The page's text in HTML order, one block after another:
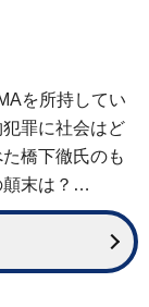
を所持してい
罪に社会はど
橋下徹氏のも
顛末は？…